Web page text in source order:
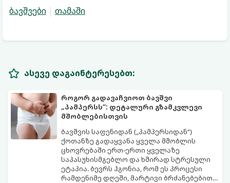
ბავშვები
თამაში
ასევე დაგაინტერესებთ:
როგორ გადავაჩვიოთ ბავშვი
„პამპერსს“: დეტალური გზამკვლევი
მშობლებისთვის
ბავშვის საფენიდან („პამპერსიდან“)
ქოთანზე გადაყვანა ყველა მშობლის
ცხოვრებაში ერთ-ერთი ყველაზე
საპასუხისმგებლო და ხშირად სტრესული
ეტაპია. ბევრს ჰგონია, რომ ეს პროცესი
რამდენიმე დღეში, მარტივი ბრძანებებით